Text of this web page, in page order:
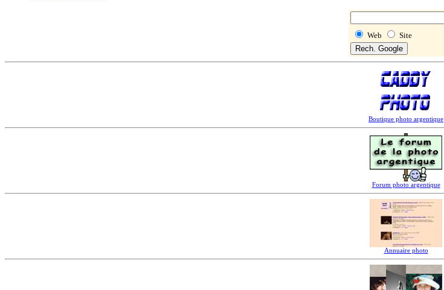
Web Site
Boutique photo argentique
Forum photo argentique
Annuaire photo